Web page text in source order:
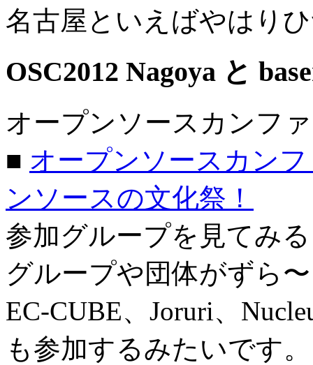
名古屋といえばやはり
OSC2012 Nagoya と
オープンソースカンフ
■ オープンソースカンフ
ンソースの文化祭！
参加グループを見てみ
グループや団体がずら
EC-CUBE、Joruri、
も参加するみたいです。